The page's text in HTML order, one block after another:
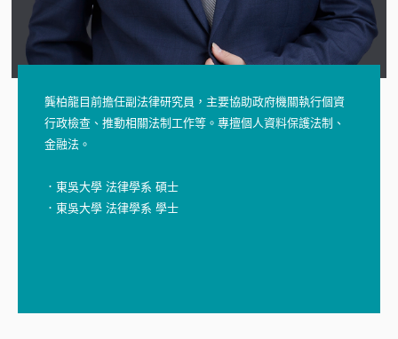
龔柏龍目前擔任副法律研究員，主要協助政府機關執行個資
行政檢查、推動相關法制工作等。專擅個人資料保護法制、
金融法。
．東吳大學 法律學系 碩士
．東吳大學 法律學系 學士